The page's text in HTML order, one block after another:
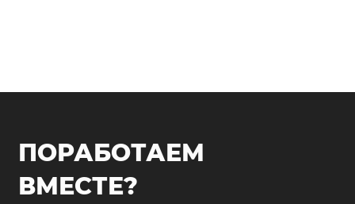
ПОРАБОТАЕМ
ВМЕСТЕ?